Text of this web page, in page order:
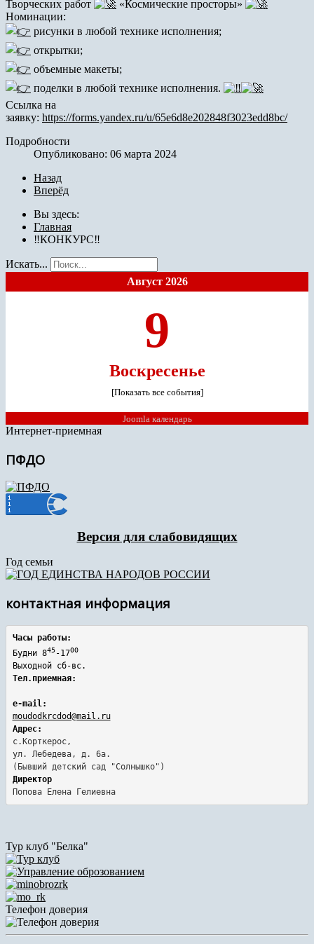
Творческих работ
«Космические просторы»
Номинации:
рисунки в любой технике исполнения;
открытки;
объемные макеты;
поделки в любой технике исполнения.
Ссылка на
заявку: https://forms.yandex.ru/u/65e6d8e202848f3023edd8bc/
Подробности
Опубликовано: 06 марта 2024
Назад
Вперёд
Вы здесь:
Главная
‼КОНКУРС‼
Искать...
Август 2026
9
Воскресенье
[Показать все события]
Joomla календарь
Интернет-приемная
ПФДО
Версия для слабовидящих
Год семьи
контактная информация
Часы работы:
Будни 845-1700
Выходной сб-вс.
Тел.приемная:
e-mail:
moudodkrcdod@mail.ru
Адрес:
с.Корткерос,
ул. Лебедева, д. 6а.
Директор
Попова Елена Гелиевна
Тур клуб "Белка"
Телефон доверия